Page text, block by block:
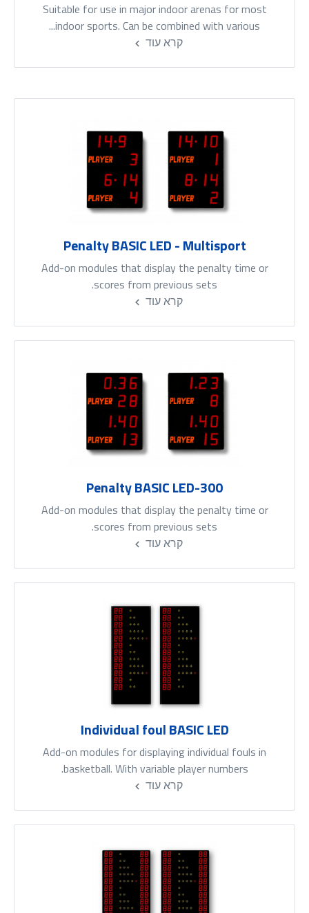
Suitable for use in major indoor arenas for most
indoor sports. Can be combined with various...
קרא עוד
Penalty BASIC LED - Multisport
Add-on modules that display the penalty time or
scores from previous sets.
קרא עוד
Penalty BASIC LED-300
Add-on modules that display the penalty time or
scores from previous sets.
קרא עוד
Individual foul BASIC LED
Add-on modules for displaying individual fouls in
basketball. With variable player numbers.
קרא עוד